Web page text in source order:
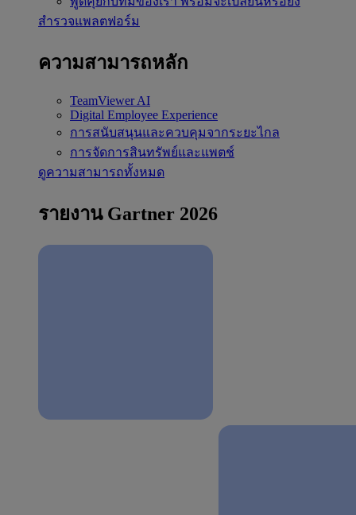
สำรวจแพลตฟอร์ม
ความสามารถหลัก
TeamViewer AI
Digital Employee Experience
การสนับสนุนและควบคุมจากระยะไกล
การจัดการสินทรัพย์และแพตช์
ดูความสามารถทั้งหมด
รายงาน Gartner 2026